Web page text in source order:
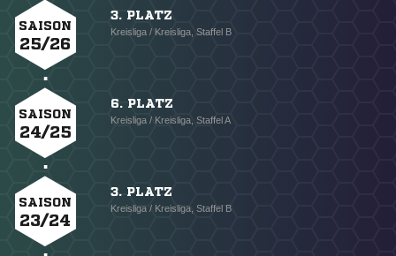
SAISON
25/26
3. PLATZ
Kreisliga / Kreisliga, Staffel B
SAISON
24/25
6. PLATZ
Kreisliga / Kreisliga, Staffel A
SAISON
23/24
3. PLATZ
Kreisliga / Kreisliga, Staffel B